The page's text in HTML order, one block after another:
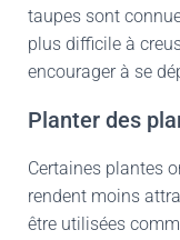
taupes sont
plus difficile à
encourager à se
Planter des
Certaines plantes
rendent moins
être utilisées